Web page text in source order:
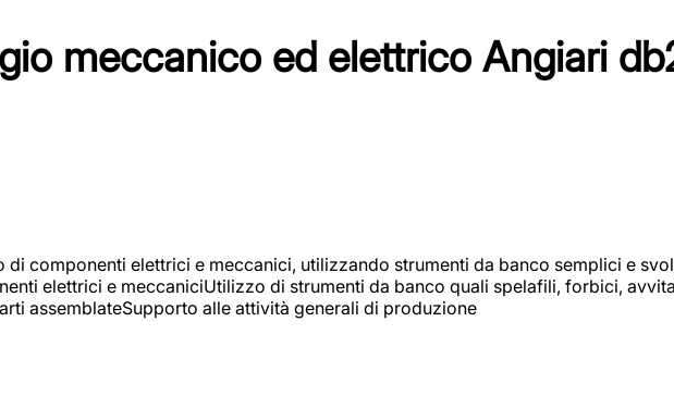
meccanico ed elettrico Angiari
componenti elettrici e meccanici, utilizzando strumenti da banco semplici e
elettrici e meccaniciUtilizzo di strumenti da banco quali spelafili, forbici,
assemblateSupporto alle attività generali di produzione